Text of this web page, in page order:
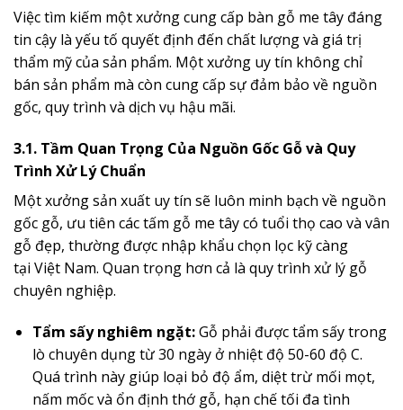
Việc tìm kiếm một xưởng cung cấp bàn gỗ me tây đáng
tin cậy là yếu tố quyết định đến chất lượng và giá trị
thẩm mỹ của sản phẩm. Một xưởng uy tín không chỉ
bán sản phẩm mà còn cung cấp sự đảm bảo về nguồn
gốc, quy trình và dịch vụ hậu mãi.
3.1. Tầm Quan Trọng Của Nguồn Gốc Gỗ và Quy
Trình Xử Lý Chuẩn
Một xưởng sản xuất uy tín sẽ luôn minh bạch về nguồn
gốc gỗ, ưu tiên các tấm gỗ me tây có tuổi thọ cao và vân
gỗ đẹp, thường được nhập khẩu chọn lọc kỹ càng
tại Việt Nam. Quan trọng hơn cả là quy trình xử lý gỗ
chuyên nghiệp.
Tẩm sấy nghiêm ngặt:Gỗ phải được tẩm sấy trong
lò chuyên dụng từ 30 ngày ở nhiệt độ 50-60 độ C.
Quá trình này giúp loại bỏ độ ẩm, diệt trừ mối mọt,
nấm mốc và ổn định thớ gỗ, hạn chế tối đa tình